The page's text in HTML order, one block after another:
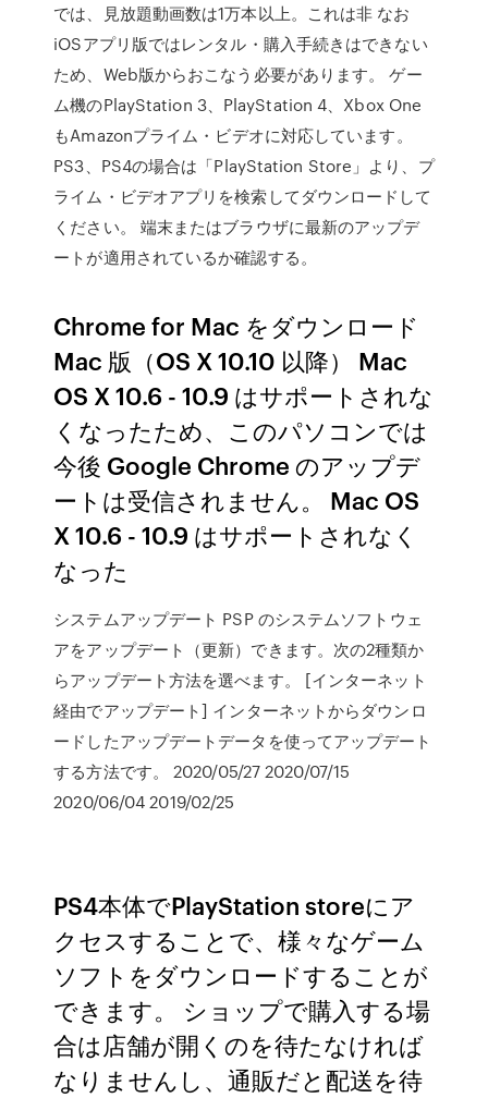
では、見放題動画数は1万本以上。これは非 なお
iOSアプリ版ではレンタル・購入手続きはできない
ため、Web版からおこなう必要があります。 ゲー
ム機のPlayStation 3、PlayStation 4、Xbox One
もAmazonプライム・ビデオに対応しています。
PS3、PS4の場合は「PlayStation Store」より、プ
ライム・ビデオアプリを検索してダウンロードして
ください。 端末またはブラウザに最新のアップデ
ートが適用されているか確認する。
Chrome for Mac をダウンロード
Mac 版（OS X 10.10 以降） Mac
OS X 10.6 - 10.9 はサポートされな
くなったため、このパソコンでは
今後 Google Chrome のアップデ
ートは受信されません。 Mac OS
X 10.6 - 10.9 はサポートされなく
なった
システムアップデート PSP のシステムソフトウェ
アをアップデート（更新）できます。次の2種類か
らアップデート方法を選べます。 [インターネット
経由でアップデート] インターネットからダウンロ
ードしたアップデートデータを使ってアップデート
する方法です。 2020/05/27 2020/07/15
2020/06/04 2019/02/25
PS4本体でPlayStation storeにア
クセスすることで、様々なゲーム
ソフトをダウンロードすることが
できます。 ショップで購入する場
合は店舗が開くのを待たなければ
なりませんし、通販だと配送を待